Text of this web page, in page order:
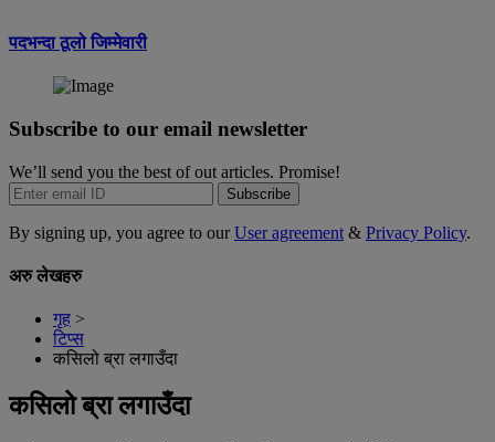
पदभन्दा ठूलो जिम्मेवारी
Subscribe to our email newsletter
We’ll send you the best of out articles. Promise!
Subscribe
By signing up, you agree to ourUser agreement & Privacy Policy.
अरु लेखहरु
गृह >
टिप्स
कसिलो ब्रा लगाउँदा
कसिलो ब्रा लगाउँदा